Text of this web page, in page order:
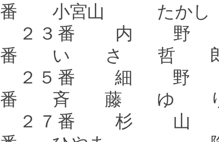
番 小宮山 たかし
２３番 内
番 い さ 哲
２５番 細
番 斉 藤 ゆ
２７番